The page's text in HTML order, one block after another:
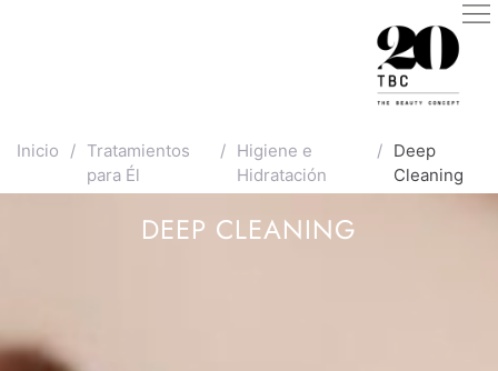
Inicio / Tratamientos
para Él
/ Higiene e
Hidratación
/
Deep
Cleaning
DEEP CLEANING